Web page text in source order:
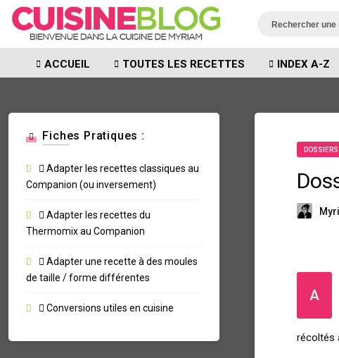
ACCUEIL TOUTES LES RECETTES INDEX A-Z
DOSSIERS
A
récoltés
Fiches Pratiques :
Adapter les recettes classiques au
Companion (ou inversement)
Adapter les recettes du
Thermomix au Companion
Adapter une recette à des moules
de taille / forme différentes
Conversions utiles en cuisine